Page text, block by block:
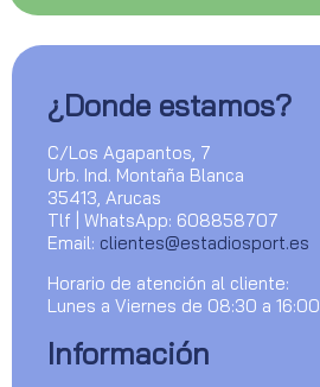
¿Donde estamos?
C/Los Agapantos, 7
Urb. Ind. Montaña Blanca
35413, Arucas
Tlf | WhatsApp: 608858707
Email: clientes@estadiosport.es
Horario de atención al cliente:
Lunes a Viernes de 08:30 a 16:00
Información